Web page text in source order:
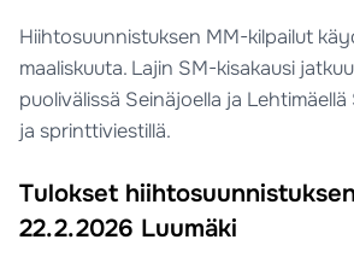
Hiihtosuunnistuksen MM-kilpailut
maaliskuuta. Lajin SM-kisakausi
puolivälissä Seinäjoella ja
ja sprinttiviestillä.
Tulokset
22.2.2026 Luumäki